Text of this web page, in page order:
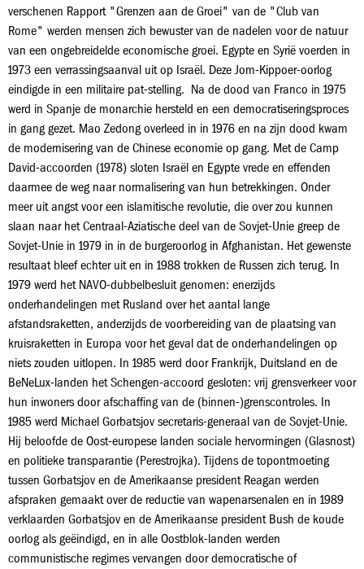
verschenen Rapport "Grenzen aan de Groei" van de "Club van
Rome" werden mensen zich bewuster van de nadelen voor de natuur
van een ongebreidelde economische groei. Egypte en Syrië voerden in
1973 een verrassingsaanval uit op Israël. Deze Jom-Kippoer-oorlog
eindigde in een militaire pat-stelling. Na de dood van Franco in 1975
werd in Spanje de monarchie hersteld en een democratiseringsproces
in gang gezet. Mao Zedong overleed in in 1976 en na zijn dood kwam
de modernisering van de Chinese economie op gang. Met de Camp
David-accoorden (1978) sloten Israël en Egypte vrede en effenden
daarmee de weg naar normalisering van hun betrekkingen. Onder
meer uit angst voor een islamitische revolutie, die over zou kunnen
slaan naar het Centraal-Aziatische deel van de Sovjet-Unie greep de
Sovjet-Unie in 1979 in in de burgeroorlog in Afghanistan. Het gewenste
resultaat bleef echter uit en in 1988 trokken de Russen zich terug. In
1979 werd het NAVO-dubbelbesluit genomen: enerzijds
onderhandelingen met Rusland over het aantal lange
afstandsraketten, anderzijds de voorbereiding van de plaatsing van
kruisraketten in Europa voor het geval dat de onderhandelingen op
niets zouden uitlopen. In 1985 werd door Frankrijk, Duitsland en de
BeNeLux-landen het Schengen-accoord gesloten: vrij grensverkeer voor
hun inwoners door afschaffing van de (binnen-)grenscontroles. In
1985 werd Michael Gorbatsjov secretaris-generaal van de Sovjet-Unie.
Hij beloofde de Oost-europese landen sociale hervormingen (Glasnost)
en politieke transparantie (Perestrojka). Tijdens de topontmoeting
tussen Gorbatsjov en de Amerikaanse president Reagan werden
afspraken gemaakt over de reductie van wapenarsenalen en in 1989
verklaarden Gorbatsjov en de Amerikaanse president Bush de koude
oorlog als geëindigd, en in alle Oostblok-landen werden
communistische regimes vervangen door democratische of